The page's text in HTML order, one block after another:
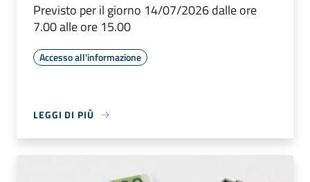
Previsto per il giorno 14/07/2026 dalle ore
7.00 alle ore 15.00
Accesso all'informazione
LEGGI DI PIÙ